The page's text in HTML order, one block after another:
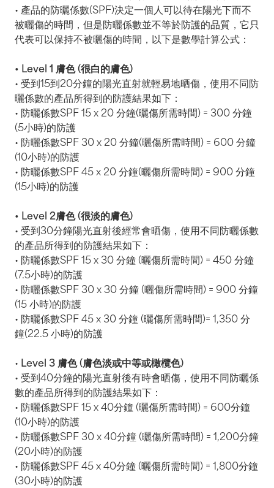
• 產品的防曬係數(SPF)決定一個人可以待在陽光下而不
被曬傷的時間，但是防曬係數並不等於防護的品質，它只
代表可以保持不被曬傷的時間，以下是數學計算公式：
• Level 1 膚色 (很白的膚色)
• 受到15到20分鐘的陽光直射就輕易地晒傷，使用不同防
曬係數的產品所得到的防護結果如下：
• 防曬係數SPF 15 x 20 分鐘(曬傷所需時間) = 300 分鐘
(5小時)的防護
• 防曬係數SPF 30 x 20 分鐘(曬傷所需時間) = 600 分鐘
(10小時)的防護
• 防曬係數SPF 45 x 20 分鐘(曬傷所需時間) = 900 分鐘
(15小時)的防護
• Level 2膚色 (很淡的膚色)
• 受到30分鐘陽光直射後經常會晒傷，使用不同防曬係數
的產品所得到的防護結果如下：
• 防曬係數SPF 15 x 30 分鐘 (曬傷所需時間) = 450 分鐘
(7.5小時)的防護
• 防曬係數SPF 30 x 30 分鐘 (曬傷所需時間) = 900 分鐘
(15 小時)的防護
• 防曬係數SPF 45 x 30 分鐘 (曬傷所需時間)= 1,350 分
鐘(22.5 小時)的防護
• Level 3 膚色 (膚色淡或中等或橄欖色)
• 受到40分鐘的陽光直射後有時會晒傷，使用不同防曬係
數的產品所得到的防護結果如下：
• 防曬係數SPF 15 x 40分鐘 (曬傷所需時間) = 600分鐘
(10小時)的防護
• 防曬係數SPF 30 x 40分鐘 (曬傷所需時間) = 1,200分鐘
(20小時)的防護
• 防曬係數SPF 45 x 40分鐘 (曬傷所需時間) = 1,800分鐘
(30小時)的防護